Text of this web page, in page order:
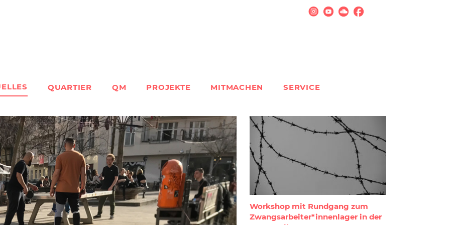
QUARTIER QM PROJEKTE MITMACHEN SERVICE
Workshop mit Rundgang zum
Zwangsarbeiter*innenlager in der